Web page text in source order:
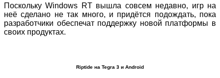
Поскольку Windows RT вышла совсем недавно, игр на
неё сделано не так много, и придётся подождать, пока
разработчики обеспечат поддержку новой платформы в
своих продуктах.
Riptide на Tegra 3 и Android